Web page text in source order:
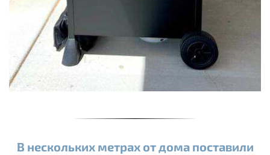
В нескольких метрах от дома поставили